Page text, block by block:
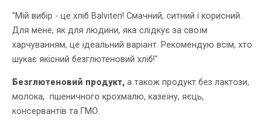
"Мій вибір - це хліб Balviten! Смачний, ситний і корисний.
Для мене, як для людини, яка слідкує за своїм
харчуванням, це ідеальний варіант. Рекомендую всім, хто
шукає якісний безглютеновий хліб!"
Безглютеновий продукт, а також продукт без лактози,
молока, пшеничного крохмалю, казеїну, яєць,
консервантів та ГМО.